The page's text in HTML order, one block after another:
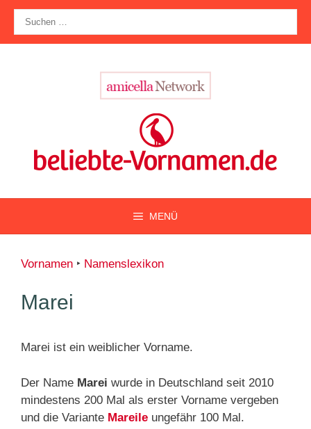
Zum
Inhalt
springen
nach:
MENÜ
Vornamen ‣ Namenslexikon
Marei
Marei ist ein weiblicher Vorname.
Der Name Marei wurde in Deutschland seit 2010
mindestens 200 Mal als erster Vorname vergeben
und die Variante Mareile ungefähr 100 Mal.